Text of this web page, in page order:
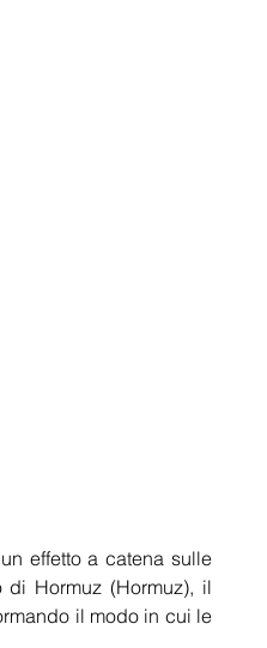
effetto a catena sulle
Hormuz (Hormuz), il
il modo in cui le